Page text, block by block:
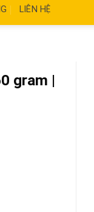
LIÊN HỆ
gram |